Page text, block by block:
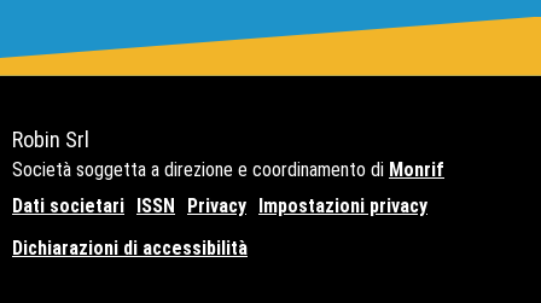
Robin Srl
Società soggetta a direzione e coordinamento di Monrif
Dati societari
ISSN Privacy
Impostazioni privacy
Dichiarazioni di accessibilità